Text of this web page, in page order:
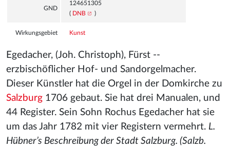
GND
124651305
( DNB )
Wirkungsgebiet Kunst
Egedacher, (Joh. Christoph), Fürst --
erzbischöflicher Hof- und Sandorgelmacher.
Dieser Künstler hat die Orgel in der Domkirche zu
Salzburg 1706 gebaut. Sie hat drei Manualen, und
44 Register. Sein Sohn Rochus Egedacher hat sie
um das Jahr 1782 mit vier Registern vermehrt. L.
Hübner’s Beschreibung der Stadt Salzburg. (Salzb.